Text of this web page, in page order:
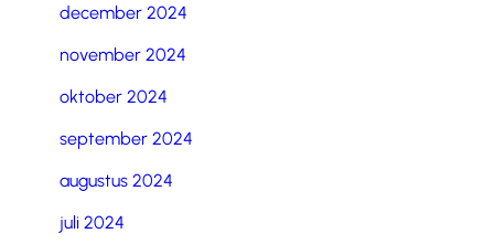
december 2024
november 2024
oktober 2024
september 2024
augustus 2024
juli 2024